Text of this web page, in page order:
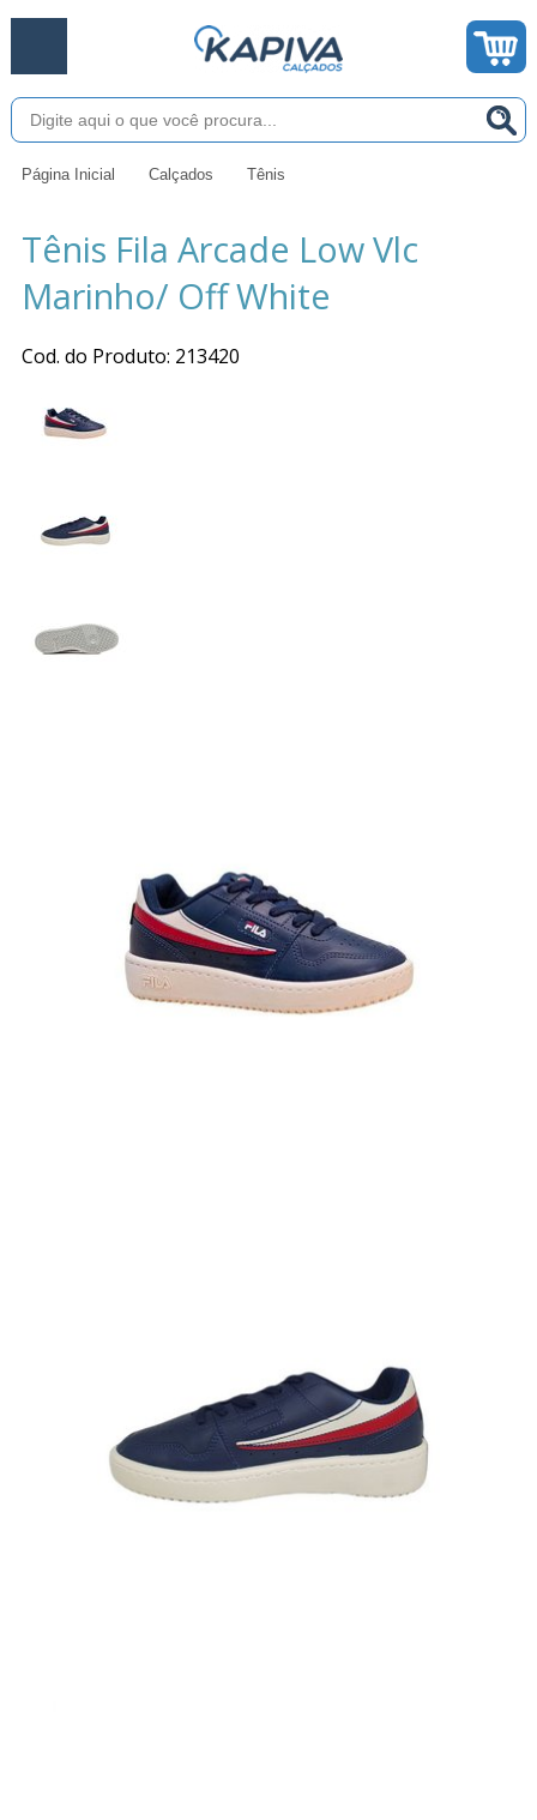
Página Inicial Calçados Tênis
Tênis Fila Arcade Low Vlc
Marinho/ Off White
Cod. do Produto: 213420